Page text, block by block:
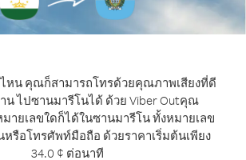
หน คุณก็สามารถโทรด้วยคุณภาพเสียงที่ดี
น ไปซานมารีโนได้ ด้วย Viber Outคุณ
ายเลขใดก็ได้ในซานมารีโน ทั้งหมายเลข
รือโทรศัพท์มือถือ ด้วยราคาเริ่มต้นเพียง
34.0 ¢ ต่อนาที